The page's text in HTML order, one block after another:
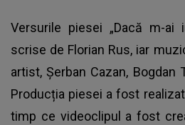
Versurile piesei „Dacă m-
scrise de Florian Rus, iar
artist, Șerban Cazan, Bogdan
Producția piesei a fost
timp ce videoclipul a fost